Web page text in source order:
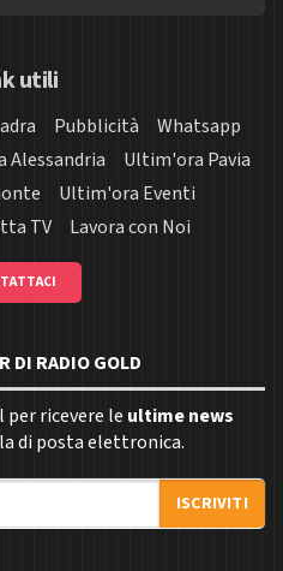
utili
Pubblicità
Whatsapp
Alessandria
Ultim'ora Pavia
Ultim'ora Eventi
TV Lavora con Noi
DI RADIO GOLD
ricevere le ultime news
di posta elettronica.
ISCRIVITI